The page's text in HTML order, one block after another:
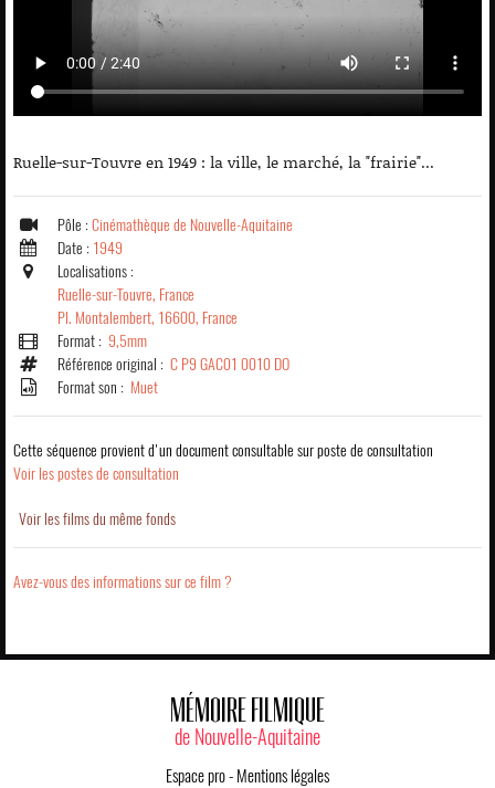
Ruelle-sur-Touvre en 1949 : la ville, le marché, la "frairie"...
Pôle : Cinémathèque de Nouvelle-Aquitaine
Date : 1949
Localisations :
Ruelle-sur-Touvre, France
Pl. Montalembert, 16600, France
Format : 9,5mm
Référence original : C P9 GAC01 0010 DO
Format son : Muet
Cette séquence provient d'un document consultable sur poste de consultation
Voir les postes de consultation
Voir les films du même fonds
Avez-vous des informations sur ce film ?
MÉMOIRE FILMIQUE
de Nouvelle-Aquitaine
Espace pro- Mentions légales